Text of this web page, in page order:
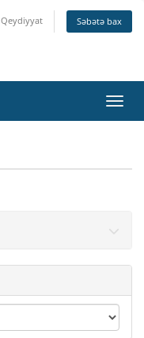
Qeydiyyat Səbətə bax